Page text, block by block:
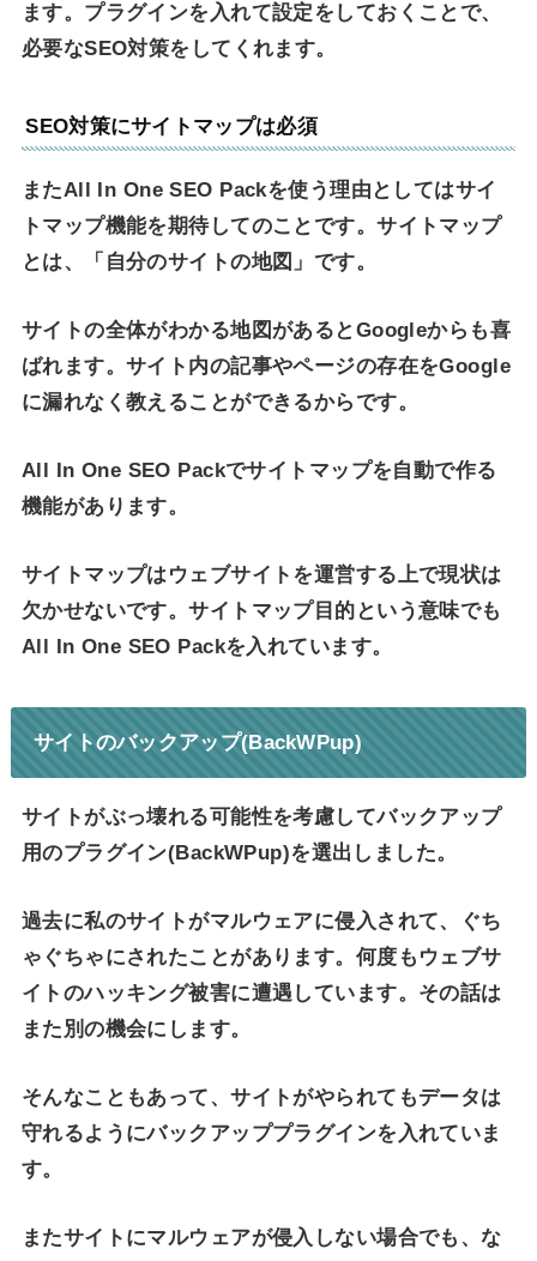
ます。プラグインを入れて設定をしておくことで、
必要なSEO対策をしてくれます。
SEO対策にサイトマップは必須
またAll In One SEO Packを使う理由としてはサイ
トマップ機能を期待してのことです。サイトマップ
とは、「自分のサイトの地図」です。
サイトの全体がわかる地図があるとGoogleからも喜
ばれます。サイト内の記事やページの存在をGoogle
に漏れなく教えることができるからです。
All In One SEO Packでサイトマップを自動で作る
機能があります。
サイトマップはウェブサイトを運営する上で現状は
欠かせないです。サイトマップ目的という意味でも
All In One SEO Packを入れています。
サイトのバックアップ(BackWPup)
サイトがぶっ壊れる可能性を考慮してバックアップ
用のプラグイン(BackWPup)を選出しました。
過去に私のサイトがマルウェアに侵入されて、ぐち
ゃぐちゃにされたことがあります。何度もウェブサ
イトのハッキング被害に遭遇しています。その話は
また別の機会にします。
そんなこともあって、サイトがやられてもデータは
守れるようにバックアッププラグインを入れていま
す。
またサイトにマルウェアが侵入しない場合でも、な